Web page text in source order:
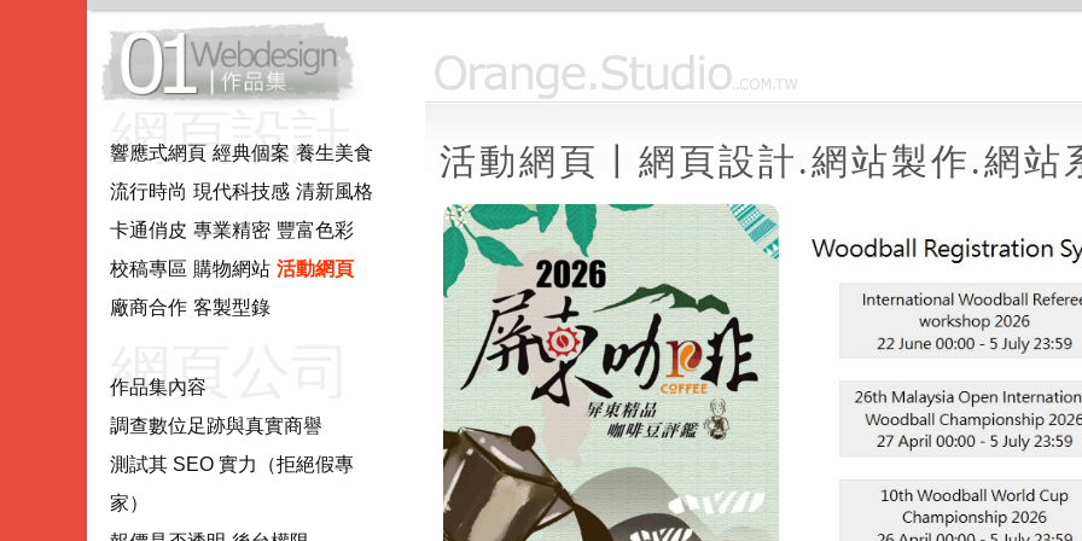
網頁設計.
網站製作.
網站系統
響應式網頁 經典個案 養生美食
流行時尚 現代科技感 清新風格
卡通俏皮 專業精密 豐富色彩
校稿專區 購物網站 活動網頁
廠商合作 客製型錄
網頁公司
推薦評估
作品集內容
調查數位足跡與真實商譽
測試其 SEO 實力（拒絕假專
家）
活動網頁〡網頁設計.網站製作.網站